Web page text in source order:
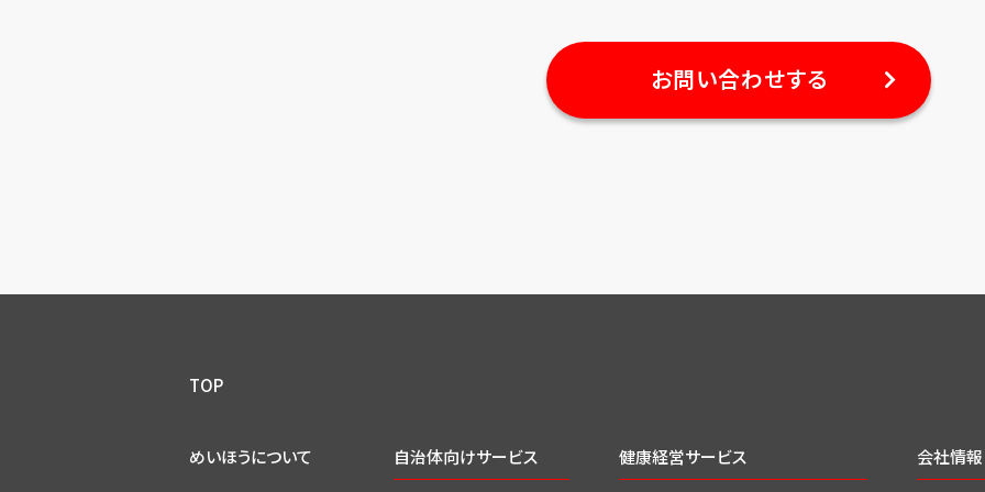
お問い合わせする
TOP
めいほうについて 自治体向けサービス 健康経営サービス 会社情報